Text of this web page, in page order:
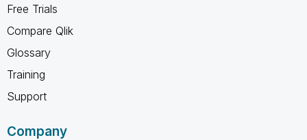
Free Trials
Compare Qlik
Glossary
Training
Support
Company